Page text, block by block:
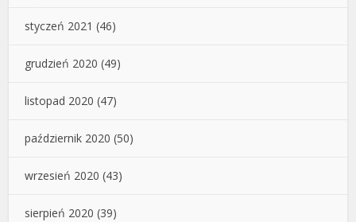
styczeń 2021 (46)
grudzień 2020 (49)
listopad 2020 (47)
październik 2020 (50)
wrzesień 2020 (43)
sierpień 2020 (39)